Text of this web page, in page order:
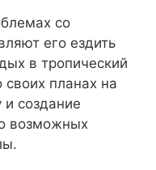
со
его ездить
в тропический
своих планах на
создание
возможных